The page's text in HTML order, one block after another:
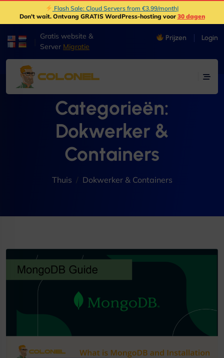
Flash Sale: Cloud Servers from €3.99/month|
Don't wait. Ontvang GRATIS WordPress-hosting voor 30 dagen
Gratis website &
Server Migratie
Prijzen Login
Categorieën:
Dokwerker &
Containers
Thuis Dokwerker & Containers